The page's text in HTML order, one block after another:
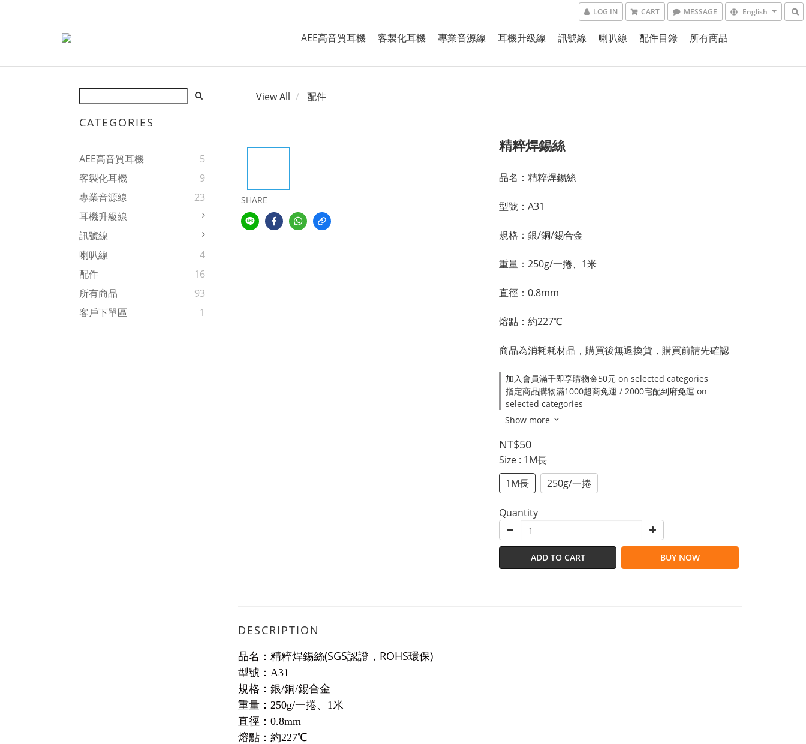
LOG IN CART MESSAGE English
AEE高音質耳機 客製化耳機 專業音源線 耳機升級線 訊號線 喇叭線 配件目錄 所有商品
CATEGORIES
AEE高音質耳機
5
客製化耳機
9
專業音源線
23
耳機升級線
訊號線
喇叭線
4
配件
16
所有商品
93
客戶下單區
1
View All 配件
SHARE
精粹焊錫絲
品名：精粹焊錫絲
型號：A31
規格：銀/銅/錫合金
重量：250g/一捲、1米
直徑：0.8mm
熔點：約227℃
商品為消耗耗材品，購買後無退換貨，購買前請先確認
加入會員滿千即享購物金50元 on selected categories
指定商品購物滿1000超商免運 / 2000宅配到府免運 on
selected categories
Show more
NT$50
Size : 1M長
1M長
250g/一捲
Quantity
ADD TO CART BUY NOW
DESCRIPTION
品名：精粹焊錫絲(SGS認證， ROHS環保)
型號： A31
規格：銀/銅/錫合金
重量： 250g/一捲、 1米
直徑： 0.8mm
熔點：約227℃